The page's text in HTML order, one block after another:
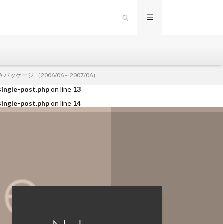
post.phpon line12
post.phpon line 13
post.phpon line 14
ッケージ （2006/06～2007/06）